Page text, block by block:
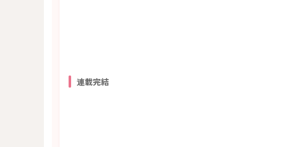
連載完結